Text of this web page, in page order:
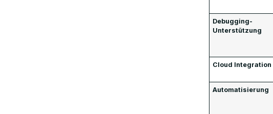
Debugging-
Unterstützung
Cloud Integration
Automatisierung